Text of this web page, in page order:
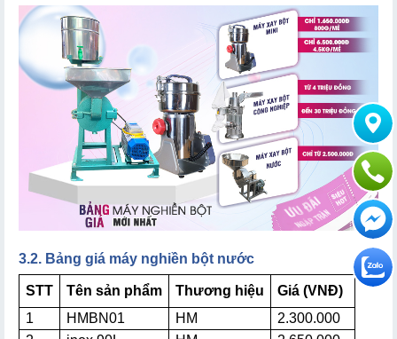
3.2. Bảng giá máy nghiền bột nước
STT Tên sản phẩm Thương hiệu
Giá (VNĐ)
1
HMBN01 HM
2.300.000